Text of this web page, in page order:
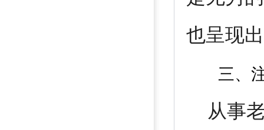
也呈现
三、
从事老